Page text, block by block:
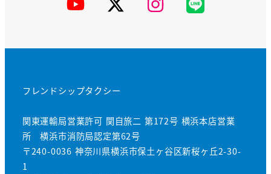
YouTubeX Instagram
公
式
フレンドシップタクシー
関東運輸局営業許可 関自旅二 第172号 横浜本店営業
所 横浜市消防局認定第62号
〒240-0036 神奈川県横浜市保土ヶ谷区新桜ヶ丘2-30-
1